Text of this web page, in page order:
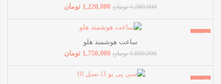
1,280,000 تومان 1,220,000 تومان
فروش!
ساعت هوشمند هلو
1,800,000 تومان 1,750,000 تومان
فروش!